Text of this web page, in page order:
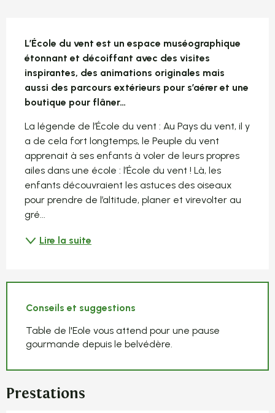
L’École du vent est un espace muséographique
étonnant et décoiffant avec des visites
inspirantes, des animations originales mais
aussi des parcours extérieurs pour s’aérer et une
boutique pour flâner…
La légende de l’École du vent : Au Pays du vent, il y
a de cela fort longtemps, le Peuple du vent
apprenait à ses enfants à voler de leurs propres
ailes dans une école : l’École du vent ! Là, les
enfants découvraient les astuces des oiseaux
pour prendre de l’altitude, planer et virevolter au
gré...
Lire la suite
Conseils et suggestions
Table de l'Eole vous attend pour une pause
gourmande depuis le belvédère.
Prestations